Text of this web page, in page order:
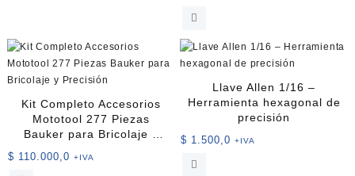
hasta
$ 5.000,0
variantes.
Las
opciones
pueden
elegir
la
Kit Completo Accesorios
Mototool 277 Piezas
Bauker para Bricolaje y
$ 110.000,0 +IVA
Llave Allen 1/16 –
Herramienta hexagonal de
precisión
$ 1.500,0 +IVA